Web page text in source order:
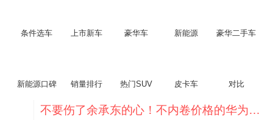
条件选车 上市新车 豪华车 新能源 豪华二手车
新能源口碑 销量排行 热门SUV 皮卡车 对比
不要伤了余承东的心！不内卷价格的华为，弥足珍贵！